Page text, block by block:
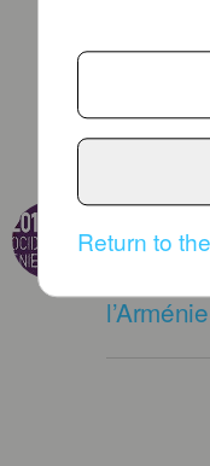
FEBRUARY
A Lyon ,
Return to